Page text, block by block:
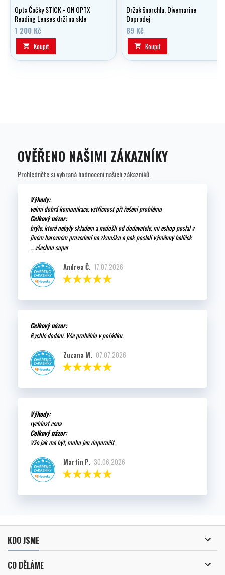
Optx Čočky STICK - ON OPTX
Reading Lenses drží na skle
vlastní adhezí. Možno použít i do
potápěčských masek, slunečních
brýli apod.
1 200 Kč
 Koupit
Držak šnorchlu, Divemarine
Doprodej
89 Kč
 Koupit
OVĚŘENO NAŠIMI ZÁKAZNÍKY
Prohlédněte si vybraná hodnocení našich zákazníků.
Výhody:
velmi dobrá komunikace, vstřícnost při řešení problému
Celkový názor:
brýle, které nebyly skladem a nedošli od dodavatele, mi eshop poslal v
jiném barevném provedení na zkoušku a pak poslali výměnný balíček
... všechno super
Andrea Č. 17.07.2026
Celkový názor:
Rychlé dodání. Vše proběhlo v pořádku.
Zuzana M. 07.07.2026
Výhody:
rychlost cena
Celkový názor:
Vše jak má být, mohu jen doporučit
Martin P. 30.06.2026
KDO JSME 
CO DĚLÁME 